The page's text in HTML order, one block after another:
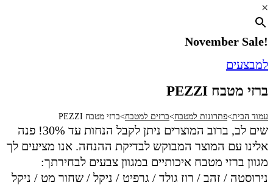
×
!November Sale
למבצעים
ברזי מטבח PEZZI
עמוד הבית>פתרונות למטבח>ברזים למטבח>ברזי מטבח PEZZI
שים לב, ברוב המוצרים ניתן לקבל הנחות עד 30%! פנה
אלינו עם המוצר המבוקש לבדיקת ההנחה. אנו מציעים לך
מגוון ברזי מטבח איכותיים במגוון צבעים לבחירתך:
נירוסטה / זהב / רוז גולד / גרפיט / ניקל / שחור מט / ניקל